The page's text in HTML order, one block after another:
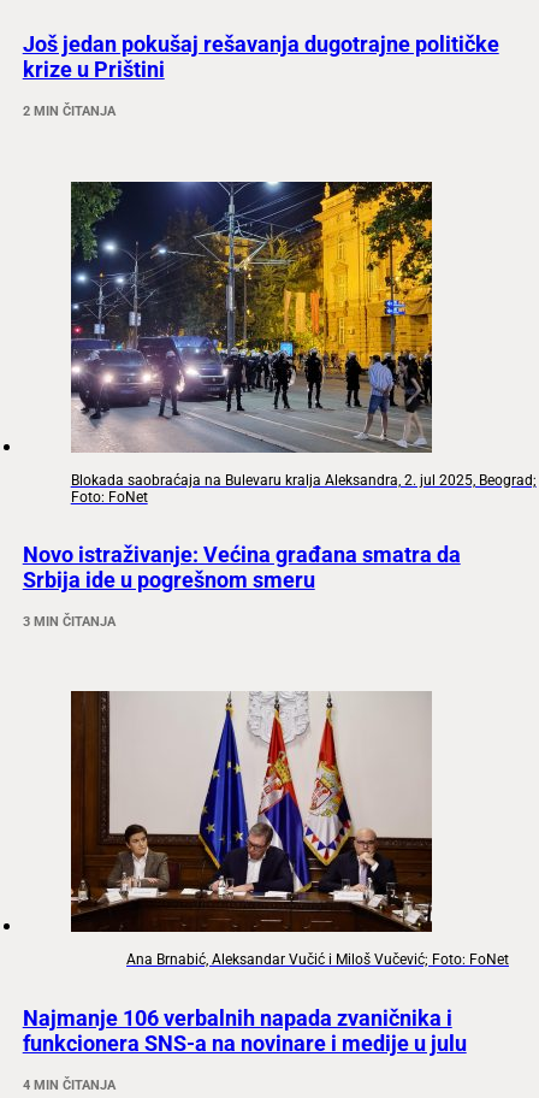
Još jedan pokušaj rešavanja dugotrajne političke
krize u Prištini
2 MIN ČITANJA
Blokada saobraćaja na Bulevaru kralja Aleksandra, 2. jul 2025, Beograd;
Foto: FoNet
Novo istraživanje: Većina građana smatra da
Srbija ide u pogrešnom smeru
3 MIN ČITANJA
Ana Brnabić, Aleksandar Vučić i Miloš Vučević; Foto: FoNet
Najmanje 106 verbalnih napada zvaničnika i
funkcionera SNS-a na novinare i medije u julu
4 MIN ČITANJA